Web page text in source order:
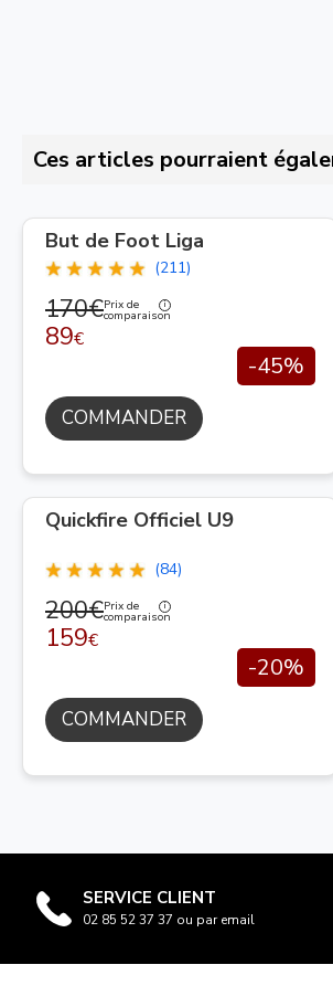
Ces articles pourraient
But de Foot Liga
(211)
170€Prix de
comparaison
89€
-45%
COMMANDER
Quickfire Officiel U9
(84)
200€Prix de
comparaison
159€
-20%
COMMANDER
SERVICE CLIENT
02 85 52 37 37 ou par email